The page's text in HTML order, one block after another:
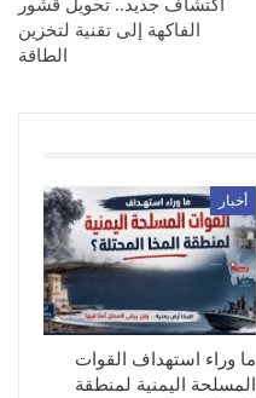
اكتشاف جديد.. تحويل قشور
الفاكهة إلى تقنية لتخزين
الطاقة
أخبار
ما وراء استهداف القوات
المسلحة اليمنية لمنطقة